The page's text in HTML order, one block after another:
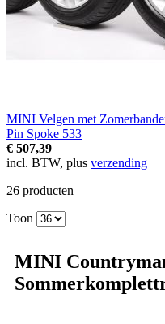
MINI Velgen met
Pin Spoke 533
€ 507,39
incl. BTW, plus verzending
26 producten
Toon
MINI